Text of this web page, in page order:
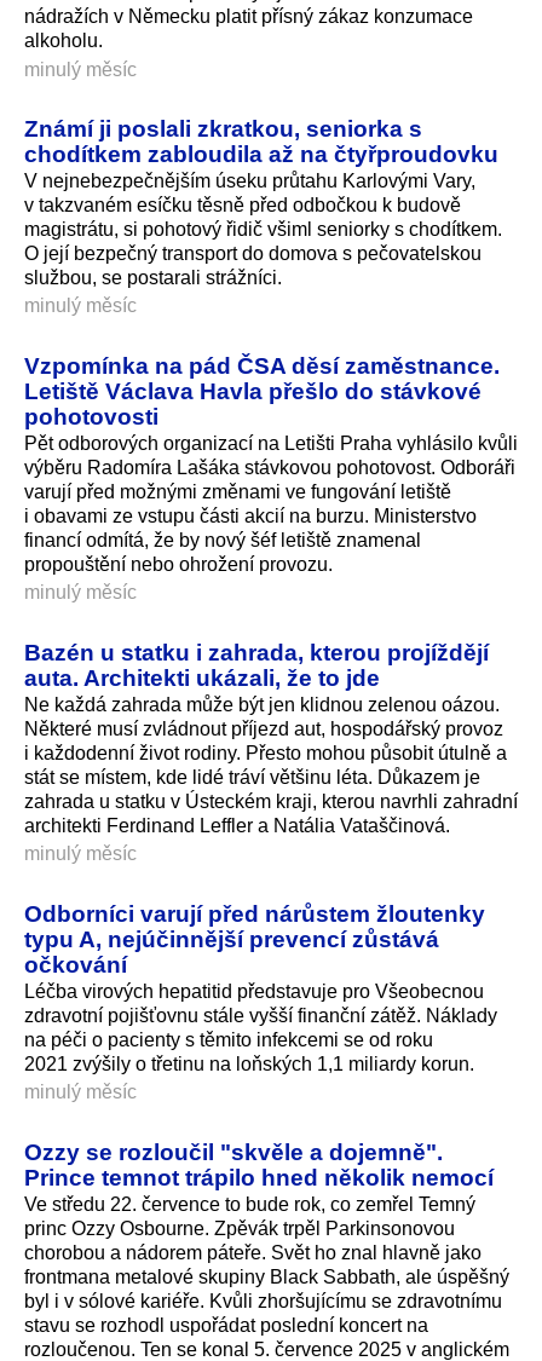
nádražích v Německu platit přísný zákaz konzumace
alkoholu.
minulý měsíc
Známí ji poslali zkratkou, seniorka s
chodítkem zabloudila až na čtyřproudovku
V nejnebezpečnějším úseku průtahu Karlovými Vary,
v takzvaném esíčku těsně před odbočkou k budově
magistrátu, si pohotový řidič všiml seniorky s chodítkem.
O její bezpečný transport do domova s pečovatelskou
službou, se postarali strážníci.
minulý měsíc
Vzpomínka na pád ČSA děsí zaměstnance.
Letiště Václava Havla přešlo do stávkové
pohotovosti
Pět odborových organizací na Letišti Praha vyhlásilo kvůli
výběru Radomíra Lašáka stávkovou pohotovost. Odboráři
varují před možnými změnami ve fungování letiště
i obavami ze vstupu části akcií na burzu. Ministerstvo
financí odmítá, že by nový šéf letiště znamenal
propouštění nebo ohrožení provozu.
minulý měsíc
Bazén u statku i zahrada, kterou projíždějí
auta. Architekti ukázali, že to jde
Ne každá zahrada může být jen klidnou zelenou oázou.
Některé musí zvládnout příjezd aut, hospodářský provoz
i každodenní život rodiny. Přesto mohou působit útulně a
stát se místem, kde lidé tráví většinu léta. Důkazem je
zahrada u statku v Ústeckém kraji, kterou navrhli zahradní
architekti Ferdinand Leffler a Natália Vataščinová.
minulý měsíc
Odborníci varují před nárůstem žloutenky
typu A, nejúčinnější prevencí zůstává
očkování
Léčba virových hepatitid představuje pro Všeobecnou
zdravotní pojišťovnu stále vyšší finanční zátěž. Náklady
na péči o pacienty s těmito infekcemi se od roku
2021 zvýšily o třetinu na loňských 1,1 miliardy korun.
minulý měsíc
Ozzy se rozloučil "skvěle a dojemně".
Prince temnot trápilo hned několik nemocí
Ve středu 22. července to bude rok, co zemřel Temný
princ Ozzy Osbourne. Zpěvák trpěl Parkinsonovou
chorobou a nádorem páteře. Svět ho znal hlavně jako
frontmana metalové skupiny Black Sabbath, ale úspěšný
byl i v sólové kariéře. Kvůli zhoršujícímu se zdravotnímu
stavu se rozhodl uspořádat poslední koncert na
rozloučenou. Ten se konal 5. července 2025 v anglickém